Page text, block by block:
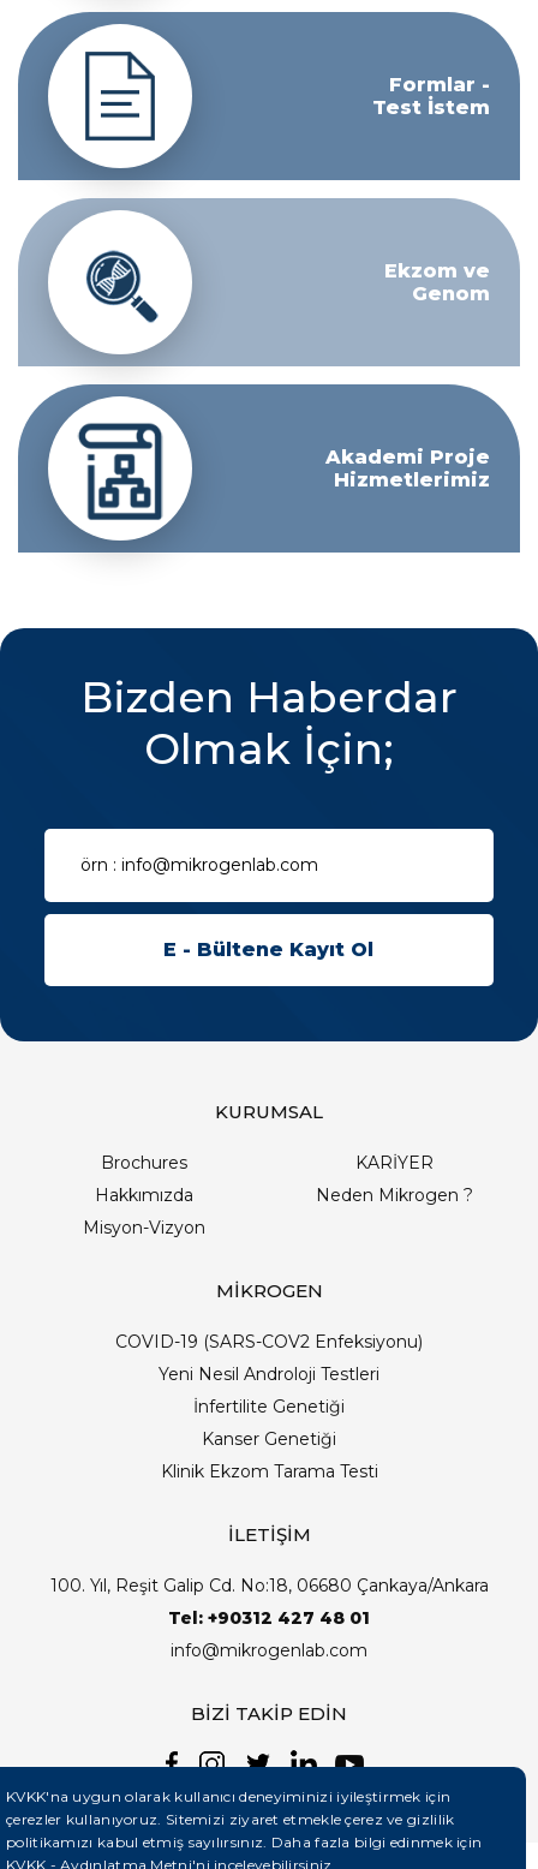
Formlar -
Test İstem
Ekzom ve
Genom
Akademi Proje
Hizmetlerimiz
Bizden Haberdar
Olmak İçin;
KURUMSAL
Brochures
KARİYER
Hakkımızda
Neden Mikrogen ?
Misyon-Vizyon
MİKROGEN
COVID-19 (SARS-COV2 Enfeksiyonu)
Yeni Nesil Androloji Testleri
İnfertilite Genetiği
Kanser Genetiği
Klinik Ekzom Tarama Testi
İLETİŞİM
100. Yıl, Reşit Galip Cd. No:18, 06680 Çankaya/Ankara
Tel: +90312 427 48 01
info@mikrogenlab.com
BİZİ TAKİP EDİN
KVKK'na uygun olarak kullanıcı deneyiminizi iyileştirmek için
çerezler kullanıyoruz. Sitemizi ziyaret etmekle çerez ve gizlilik
politikamızı kabul etmiş sayılırsınız. Daha fazla bilgi edinmek için
KVKK - Aydınlatma Metni'ni inceleyebilirsiniz.